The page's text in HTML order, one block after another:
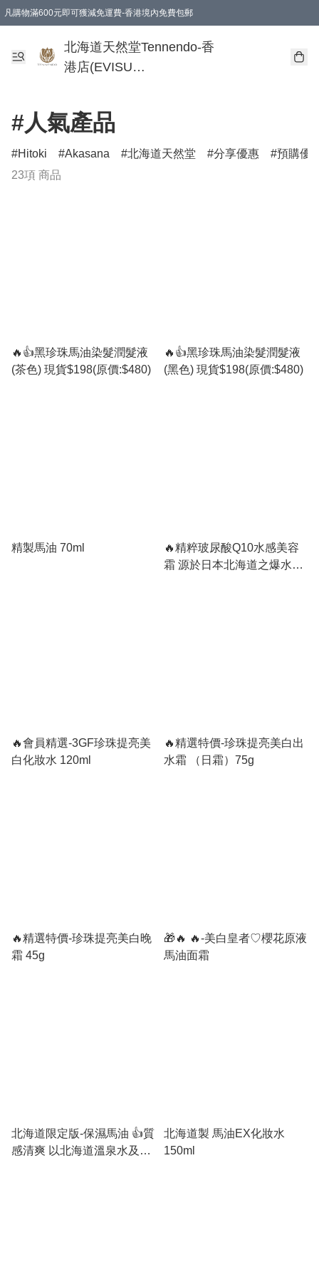
凡購物滿600元即可獲減免運費-香港境內免費包郵
北海道天然堂Tennendo-香
港店(EVISU
LIMITED)
#人氣產品
Hitoki Akasana 北海道天然堂 分享優惠
預購優
23項 商品
🔥👍黑珍珠馬油染髮潤髮液
(茶色) 現貨$198(原價:$480)
🔥👍黑珍珠馬油染髮潤髮液
(黑色) 現貨$198(原價:$480)
精製馬油 70ml
🔥精粹玻尿酸Q10水感美容
霜 源於日本北海道之爆水炸
🔥會員精選-3GF珍珠提亮美
白化妝水 120ml
🔥精選特價-珍珠提亮美白出
水霜 （日霜）75g
🔥精選特價-珍珠提亮美白晚
霜 45g
🎁🔥 🔥-美白皇者♡櫻花原液
馬油面霜
北海道限定版-保濕馬油 👍質
感清爽 以北海道溫泉水及精
北海道製 馬油EX化妝水
150ml